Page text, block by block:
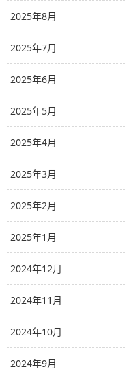
2025年8月
2025年7月
2025年6月
2025年5月
2025年4月
2025年3月
2025年2月
2025年1月
2024年12月
2024年11月
2024年10月
2024年9月